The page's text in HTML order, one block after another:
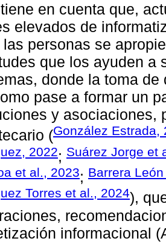
en cuenta que,
elevados de
personas se
que los ayuden a
donde la toma
pase a formar un
y asociaciones,
(González Estrada,
2022; Suárez Jorge et
et al., 2023; Barrera
Torres et al., 2024),
informacional